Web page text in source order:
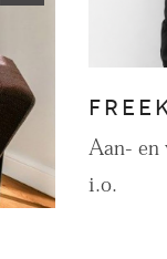
Aan- en
i.o.